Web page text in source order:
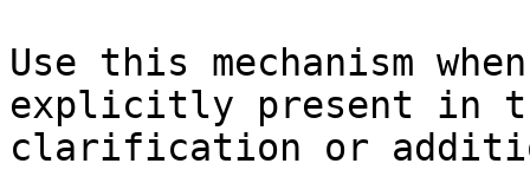
Use this mechanism
explicitly present in
clarification or